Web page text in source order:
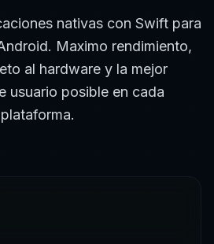
nativas con Swift para
Maximo rendimiento,
al hardware y la mejor
usuario posible en cada
plataforma.